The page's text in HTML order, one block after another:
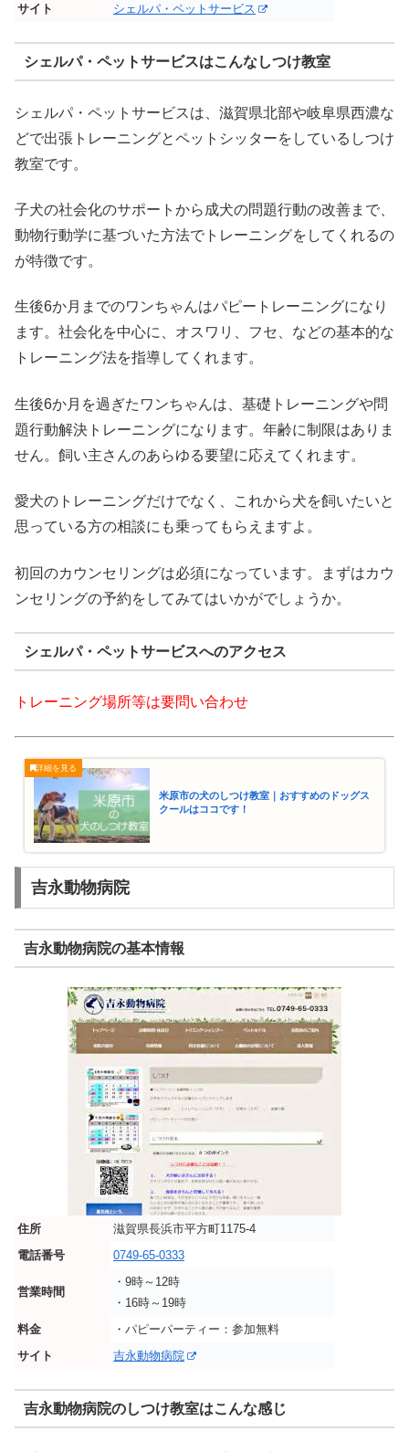
サイト
シェルパ・ペットサービス
シェルパ・ペットサービスはこんなしつけ教室
シェルパ・ペットサービスは、滋賀県北部や岐阜県西濃な
どで出張トレーニングとペットシッターをしているしつけ
教室です。
子犬の社会化のサポートから成犬の問題行動の改善まで、
動物行動学に基づいた方法でトレーニングをしてくれるの
が特徴です。
生後6か月までのワンちゃんはパピートレーニングになり
ます。社会化を中心に、オスワリ、フセ、などの基本的な
トレーニング法を指導してくれます。
生後6か月を過ぎたワンちゃんは、基礎トレーニングや問
題行動解決トレーニングになります。年齢に制限はありま
せん。飼い主さんのあらゆる要望に応えてくれます。
愛犬のトレーニングだけでなく、これから犬を飼いたいと
思っている方の相談にも乗ってもらえますよ。
初回のカウンセリングは必須になっています。まずはカウ
ンセリングの予約をしてみてはいかがでしょうか。
シェルパ・ペットサービスへのアクセス
トレーニング場所等は要問い合わせ
米原市の犬のしつけ教室｜おすすめのドッグス
クールはココです！
吉永動物病院
吉永動物病院の基本情報
住所
滋賀県長浜市平方町1175-4
電話番号
0749-65-0333
営業時間
・9時～12時
・16時～19時
料金
・パピーパーティー：参加無料
サイト
吉永動物病院
吉永動物病院のしつけ教室はこんな感じ